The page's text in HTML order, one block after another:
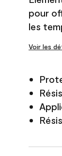
pour
les
Voir les